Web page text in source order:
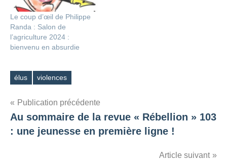
Le coup d’œil de Philippe
Randa : Salon de
l’agriculture 2024 :
bienvenu en absurdie
Étiquettes
élus violences
Navigation
de
Publication précédente
Au sommaire de la revue « Rébellion » 103
: une jeunesse en première ligne !
Article suivant